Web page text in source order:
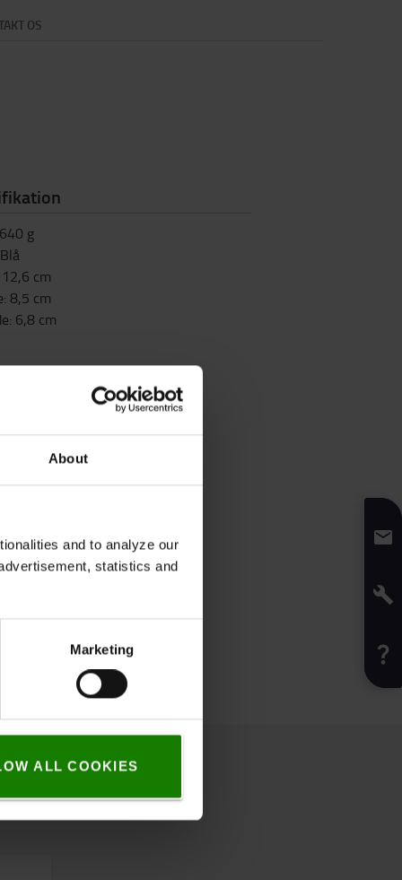
About
and to analyze our
statistics and
Marketing
ALL COOKIES
OS
640 g
Blå
12,6 cm
: 8,5 cm
: 6,8 cm